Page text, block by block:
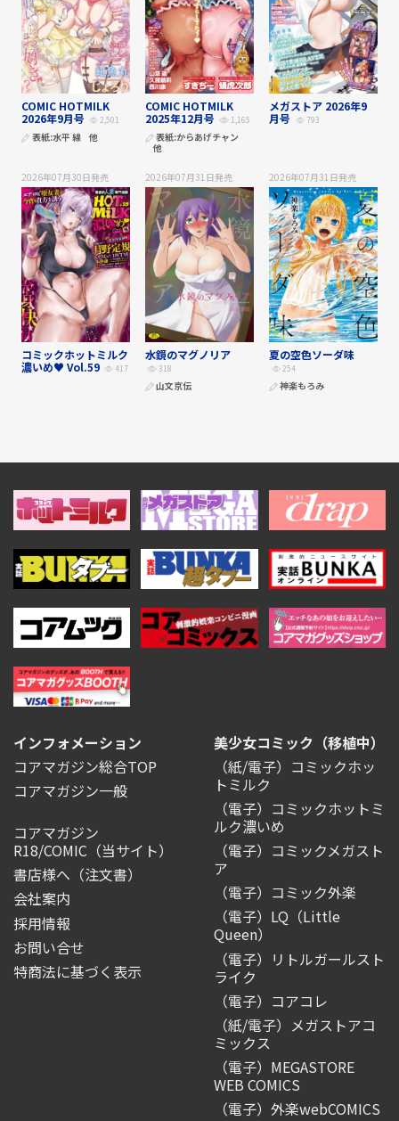
COMIC HOTMILK
2026年9月号
2,501
表紙:水平 線 他
COMIC HOTMILK
2025年12月号
1,165
表紙:からあげチャン
他
メガストア 2026年9
月号
793
2026年07月30日発売
コミックホットミルク
濃いめ♥ Vol.59
417
2026年07月31日発売
水鏡のマグノリア
318
山文京伝
2026年07月31日発売
夏の空色ソーダ味
254
神楽もろみ
インフォメーション
コアマガジン総合TOP
コアマガジン一般
コアマガジン
R18/COMIC （当サイト）
書店様へ（注文書）
会社案内
採用情報
お問い合せ
特商法に基づく表示
美少女コミック（移植中）
（紙/電子）コミックホッ
トミルク
（電子）コミックホットミ
ルク濃いめ
（電子）コミックメガスト
ア
（電子）コミック外楽
（電子）LQ（Little
Queen）
（電子）リトルガールスト
ライク
（電子）コアコレ
（紙/電子）メガストアコ
ミックス
（電子）MEGASTORE
WEB COMICS
（電子）外楽webCOMICS